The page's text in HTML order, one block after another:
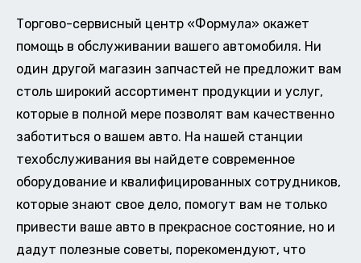
Торгово-сервисный центр «Формула» окажет
помощь в обслуживании вашего автомобиля. Ни
один другой магазин запчастей не предложит вам
столь широкий ассортимент продукции и услуг,
которые в полной мере позволят вам качественно
заботиться о вашем авто. На нашей станции
техобслуживания вы найдете современное
оборудование и квалифицированных сотрудников,
которые знают свое дело, помогут вам не только
привести ваше авто в прекрасное состояние, но и
дадут полезные советы, порекомендуют, что